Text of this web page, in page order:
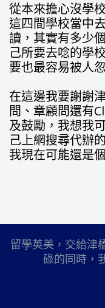
從本來擔心沒學
這四間學校當中
讀，其實有多少
己所要去唸的學
要也最容易被人
在這邊我要謝謝
問、章顧問還有
及鼓勵，我想我
己上網搜尋代辦
我現在可能還是
留學英美，交給津
碌的同時，